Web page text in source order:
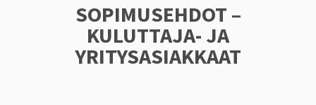
SOPIMUSEHDOT –
KULUTTAJA- JA
YRITYSASIAKKAAT